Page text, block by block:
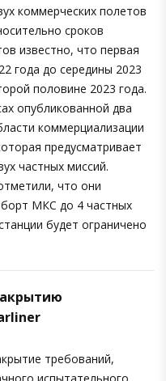
коммерческих полетов
сроков
известно, что первая
года до середины 2023
половине 2023 года.
опубликованной два
коммерциализации
предусматривает
частных миссий.
что они
МКС до 4 частных
будет ограничено
требований,